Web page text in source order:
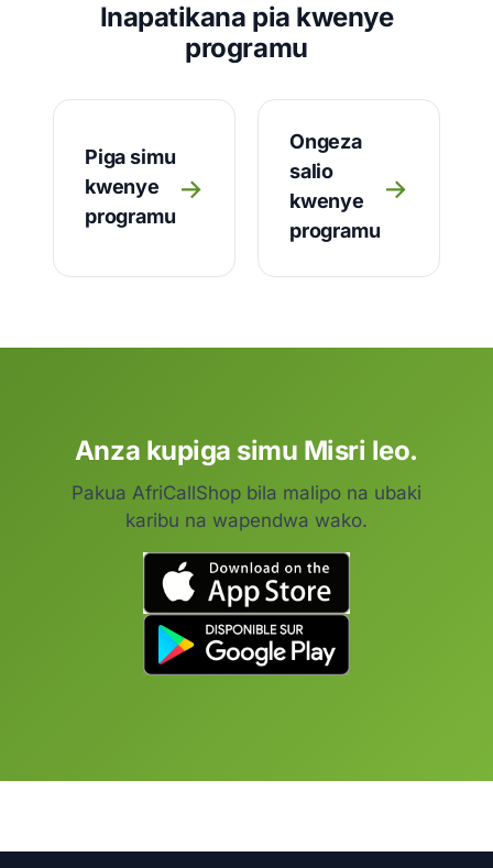
Inapatikana pia kwenye
programu
Piga simu
kwenye
programu
→
Ongeza
salio
kwenye
programu
→
Anza kupiga simu Misri leo.
Pakua AfriCallShop bila malipo na ubaki
karibu na wapendwa wako.